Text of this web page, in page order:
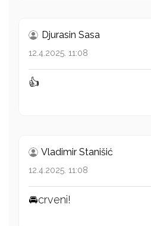
Djurasin Sasa
12.4.2025. 11:08
👍
Vladimir Stanišić
12.4.2025. 11:08
🚘crveni!